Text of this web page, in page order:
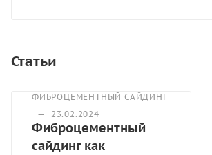
Статьи
ФИБРОЦЕМЕНТНЫЙ САЙДИНГ
—
23.02.2024
Фиброцементный
сайдинг как